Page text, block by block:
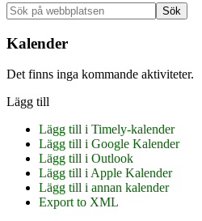
Primärt
sidofält
Sök
på
webbplatsen
Kalender
Det finns inga kommande aktiviteter.
Lägg till
Lägg till i Timely-kalender
Lägg till i Google Kalender
Lägg till i Outlook
Lägg till i Apple Kalender
Lägg till i annan kalender
Export to XML